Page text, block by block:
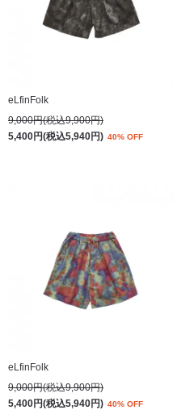
eLfinFolk
9,000円(税込9,900円)
5,400円(税込5,940円) 40% OFF
eLfinFolk
9,000円(税込9,900円)
5,400円(税込5,940円) 40% OFF